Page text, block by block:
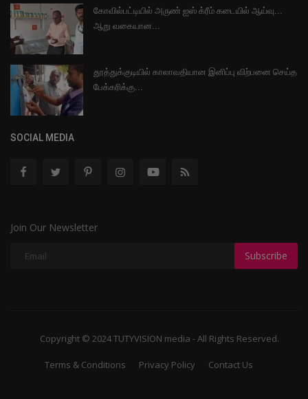
கோவில்பட்டியில் அருண் ஐஸ் க்ரீம் கடையில் ஆய்வு...
ஆறு வகையான...
தூத்துக்குடியில் காலாவதியான இனிப்பு விற்பனை செய்த
பேக்கரிக்கு...
SOCIAL MEDIA
Join Our Newsletter
Subscribe
Copyright © 2024 TUTYVISION media - All Rights Reserved.
Terms & Conditions Privacy Policy Contact Us